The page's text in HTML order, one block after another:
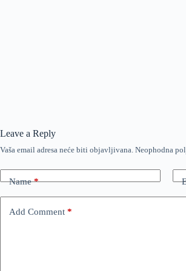
Leave a Reply
Vaša email adresa neće biti objavljivana. Neophodna
Name*
Add Comment *